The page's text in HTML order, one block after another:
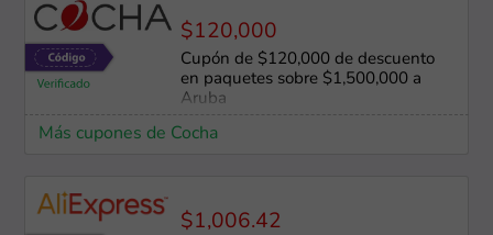
$120,000
Cupón de $120,000 de descuento
en paquetes sobre $1,500,000 a
Aruba
Más cupones de Cocha
$1,006.42